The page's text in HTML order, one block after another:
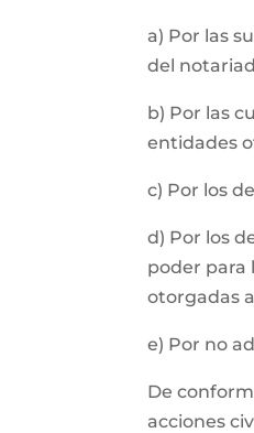
a) Por las
del
b) Por las
entidades
c) Por los
d) Por los
poder para
otorgadas
e) Por no
De
acciones